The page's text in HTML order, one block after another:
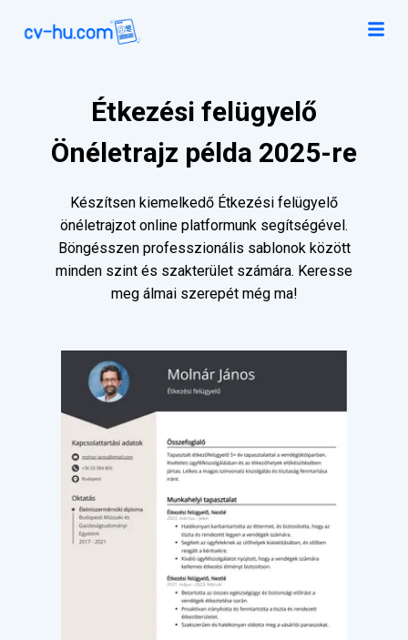
Étkezési felügyelő
Önéletrajz példa 2025-re
Készítsen kiemelkedő Étkezési felügyelő
önéletrajzot online platformunk segítségével.
Böngésszen professzionális sablonok között
minden szint és szakterület számára. Keresse
meg álmai szerepét még ma!